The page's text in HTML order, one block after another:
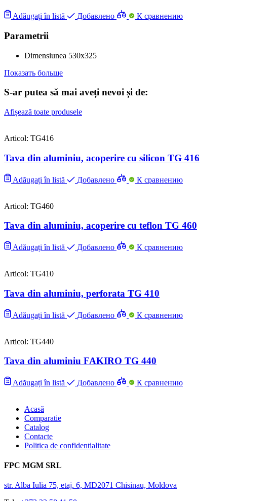
Adăugați în listă Добавлено К сравнению
Parametrii
Dimensiunea 530х325
Показать больше
S-ar putea să mai aveți nevoi și de:
Afișează toate produsele
Articol: TG416
Tava din aluminiu, acoperire cu silicon TG 416
Adăugați în listă Добавлено К сравнению
Articol: TG460
Tava din aluminiu, acoperire cu teflon TG 460
Adăugați în listă Добавлено К сравнению
Articol: TG410
Tava din aluminiu, perforata TG 410
Adăugați în listă Добавлено К сравнению
Articol: TG440
Tava din aluminiu FAKIRO TG 440
Adăugați în listă Добавлено К сравнению
Acasă
Comparatie
Catalog
Contacte
Politica de confidentialitate
FPC MGM SRL
str. Alba Iulia 75, etaj. 6, MD2071 Chisinau, Moldova